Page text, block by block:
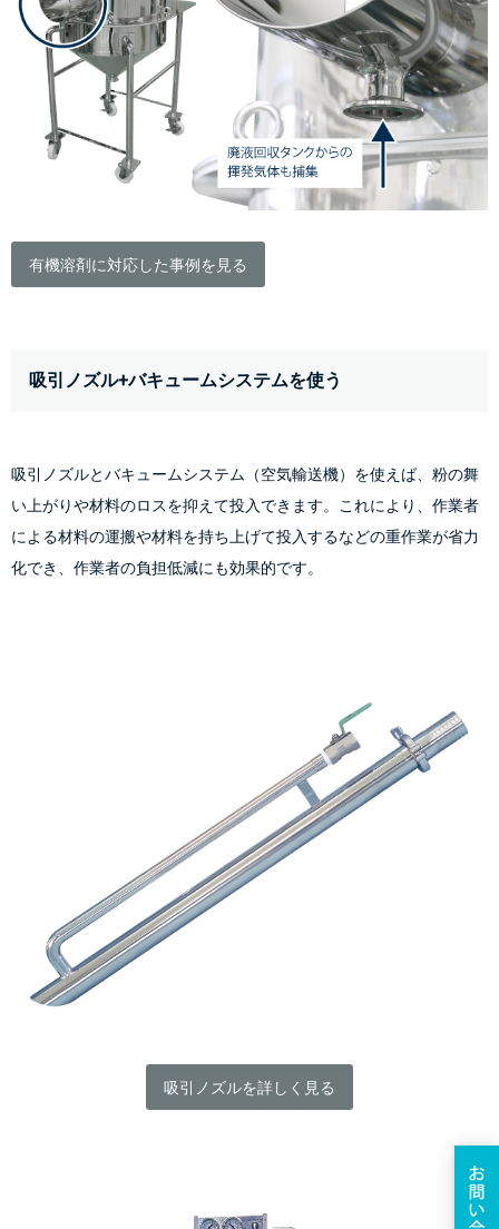
有機溶剤に対応した事例を見る
吸引ノズル+バキュームシステムを使う
吸引ノズルとバキュームシステム（空気輸送機）を使えば、粉の舞
い上がりや材料のロスを抑えて投入できます。これにより、作業者
による材料の運搬や材料を持ち上げて投入するなどの重作業が省力
化でき、作業者の負担低減にも効果的です。
吸引ノズルを詳しく見る